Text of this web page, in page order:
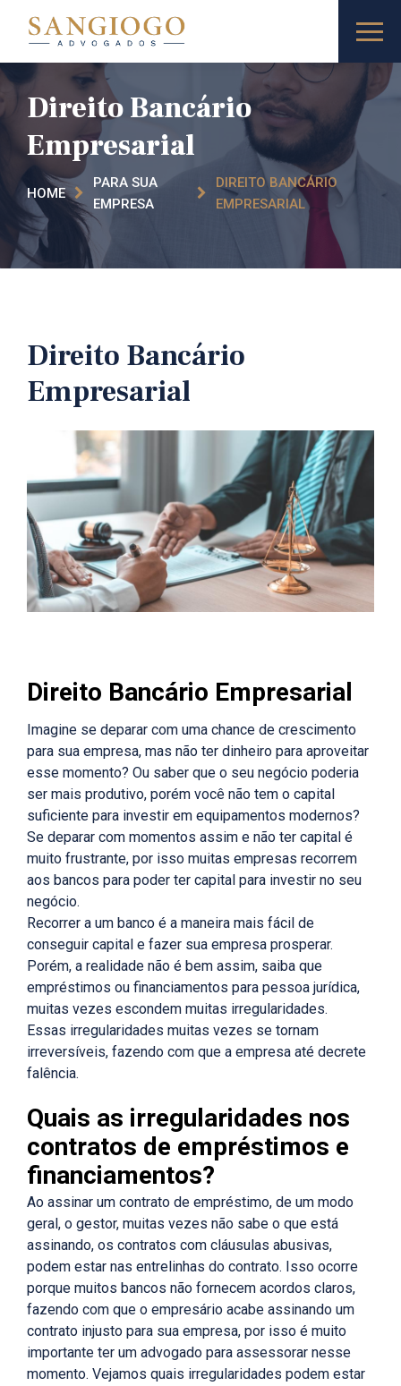
Direito Bancário
Empresarial
HOME
PARA SUA
EMPRESA
DIREITO BANCÁRIO
EMPRESARIAL
Direito Bancário
Empresarial
Direito Bancário Empresarial
Imagine se deparar com uma chance de crescimento
para sua empresa, mas não ter dinheiro para aproveitar
esse momento? Ou saber que o seu negócio poderia
ser mais produtivo, porém você não tem o capital
suficiente para investir em equipamentos modernos?
Se deparar com momentos assim e não ter capital é
muito frustrante, por isso muitas empresas recorrem
aos bancos para poder ter capital para investir no seu
negócio.
Recorrer a um banco é a maneira mais fácil de
conseguir capital e fazer sua empresa prosperar.
Porém, a realidade não é bem assim, saiba que
empréstimos ou financiamentos para pessoa jurídica,
muitas vezes escondem muitas irregularidades.
Essas irregularidades muitas vezes se tornam
irreversíveis, fazendo com que a empresa até decrete
falência.
Quais as irregularidades nos
contratos de empréstimos e
financiamentos?
Ao assinar um contrato de empréstimo, de um modo
geral, o gestor, muitas vezes não sabe o que está
assinando, os contratos com cláusulas abusivas,
podem estar nas entrelinhas do contrato. Isso ocorre
porque muitos bancos não fornecem acordos claros,
fazendo com que o empresário acabe assinando um
contrato injusto para sua empresa, por isso é muito
importante ter um advogado para assessorar nesse
momento. Vejamos quais irregularidades podem estar